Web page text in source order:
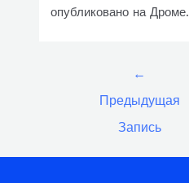
опубликовано на Дроме.
←
Предыдущая
Запись